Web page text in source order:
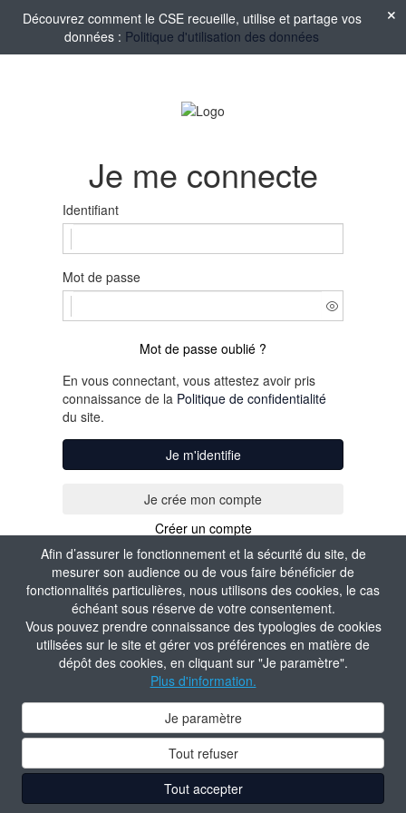
Afin d’assurer le fonctionnement et la sécurité du site, de
mesurer son audience ou de vous faire bénéficier de
fonctionnalités particulières, nous utilisons des cookies, le cas
échéant sous réserve de votre consentement.
Vous pouvez prendre connaissance des typologies de cookies
utilisées sur le site et gérer vos préférences en matière de
dépôt des cookies, en cliquant sur "Je paramètre".
Plus d'information.
Je paramètre
Tout refuser
Tout accepter
Découvrez comment le CSE recueille, utilise et partage vos
données : Politique d'utilisation des données
Je me connecte
Identifiant
Mot de passe
Mot de passe oublié ?
En vous connectant, vous attestez avoir pris
connaissance de la Politique de confidentialité
du site.
Je m'identifie
Créer un compte